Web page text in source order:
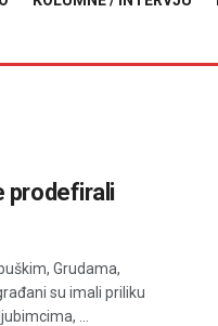
prodefirali
Grudama,
su imali priliku
...